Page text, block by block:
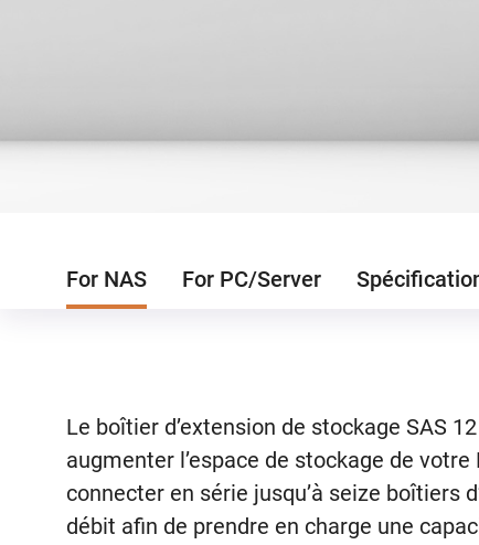
For NAS For PC/Server
Le boîtier d’extension de stockage SAS
augmenter l’espace de stockage de
connecter en série jusqu’à seize boîtiers
débit afin de prendre en charge une